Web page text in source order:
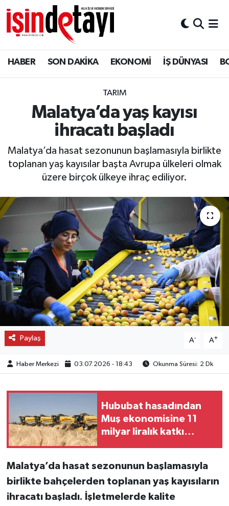
HABER SON DAKİKA EKONOMİ İŞ DÜNYASI
TARIM
Malatya’da yaş kayısı
ihracatı başladı
Malatya’da hasat sezonunun başlamasıyla birlikte
toplanan yaş kayısılar başta Avrupa ülkeleri olmak
üzere birçok ülkeye ihraç ediliyor.
Paylaş A- A+
Haber Merkezi 03.07.2026 - 18:43 Okunma Süresi: 2 Dk
Hububat hasadından
Muş ekonomisine 11
milyar liralık katkı
Malatya’da hasat sezonunun başlamasıyla
birlikte bahçelerden toplanan yaş kayısıların
ihracatı başladı. İşletmelerde kalite
DÜNYA
Eğitim
ENERJİ HABERİ
HABER
LOJİSTİK
MAGAZİN
OTO DETAY
SAĞLIK
SON DAKİKA
SPOR
Nöbetçi Eczaneler
Hava Durumu
İstanbul Namaz Vakitleri
Trafik Durumu
Tüm Manşetler
Son Dakika Haberleri
Haber Arşivi